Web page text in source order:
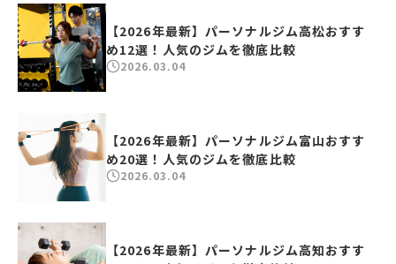
【2026年最新】パーソナルジム高松おすす
め12選！人気のジムを徹底比較
2026.03.04
【2026年最新】パーソナルジム富山おすす
め20選！人気のジムを徹底比較
2026.03.04
【2026年最新】パーソナルジム高知おすす